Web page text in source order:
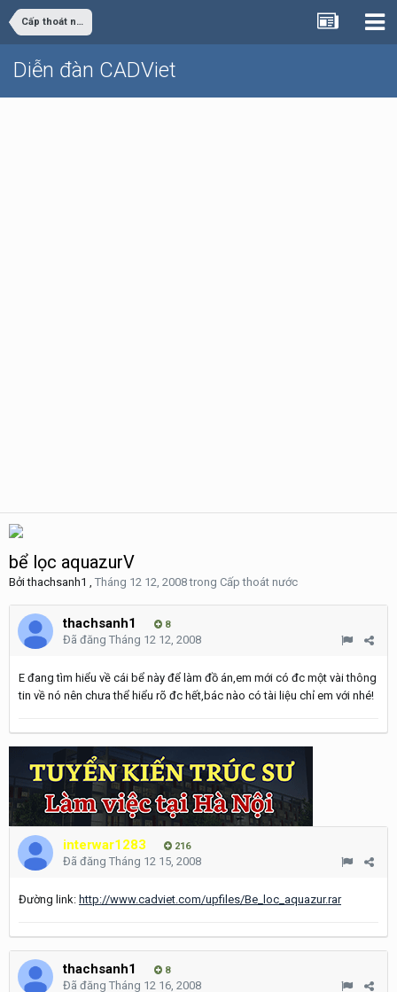
Cấp thoát nước
Diễn đàn CADViet
bể lọc aquazurV
Bởithachsanh1 , Tháng 12 12, 2008trong Cấp thoát nước
thachsanh1 8
Đã đăng Tháng 12 12, 2008
E đang tìm hiểu về cái bể này để làm đồ án,em mới có đc một vài thông
tin về nó nên chưa thể hiểu rõ đc hết,bác nào có tài liệu chỉ em với nhé!
interwar1283 216
Đã đăng Tháng 12 15, 2008
Đường link: http://www.cadviet.com/upfiles/Be_loc_aquazur.rar
thachsanh1 8
Đã đăng Tháng 12 16, 2008